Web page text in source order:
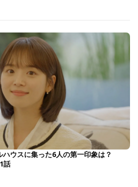
ウスに集った6人の第一印象は？
話